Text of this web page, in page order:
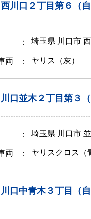
川口２丁目第６（自
埼玉県 川口市
両 ヤリス（灰）
口並木２丁目第３（
埼玉県 川口市
両 ヤリスクロス（
口中青木３丁目（自